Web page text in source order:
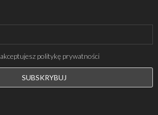
akceptujesz politykę prywatności